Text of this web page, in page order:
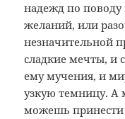
надежд по
желаний, или
незначительной
сладкие мечты, и
ему мучения, и
узкую темницу. А
можешь принести